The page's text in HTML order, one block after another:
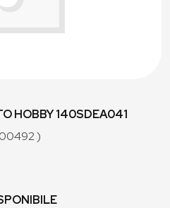
HOBBY 140SDEA041
)